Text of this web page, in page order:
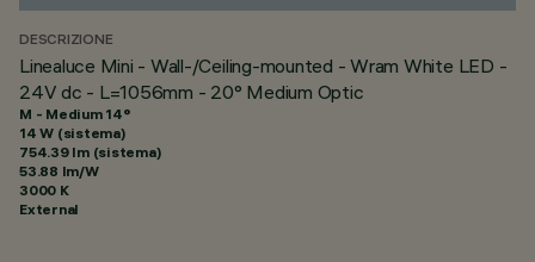
DESCRIZIONE
Linealuce Mini - Wall-/Ceiling-mounted - Wram White LED -
24V dc - L=1056mm - 20° Medium Optic
M - Medium 14°
14 W (sistema)
754.39 lm (sistema)
53.88 lm/W
3000 K
External